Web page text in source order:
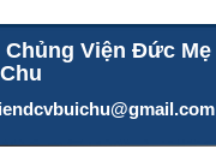
Viện Đức Mẹ